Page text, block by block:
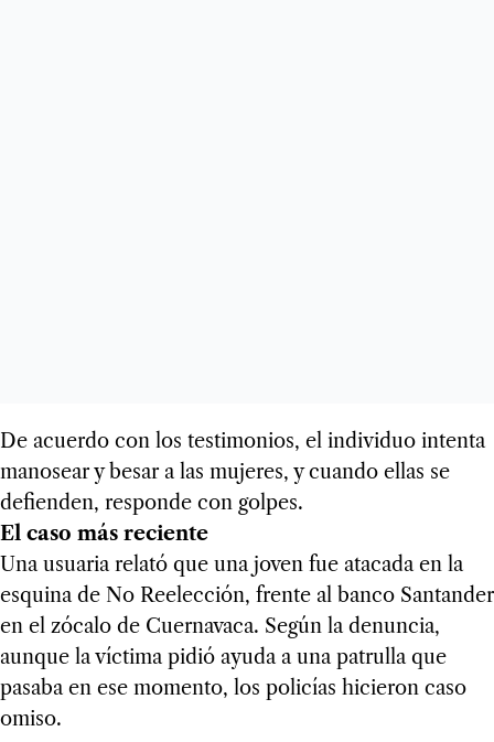
De acuerdo con los testimonios, el individuo intenta
manosear y besar a las mujeres, y cuando ellas se
defienden, responde con golpes.
El caso más reciente
Una usuaria relató que una joven fue atacada en la
esquina de No Reelección, frente al banco Santander
en el zócalo de Cuernavaca. Según la denuncia,
aunque la víctima pidió ayuda a una patrulla que
pasaba en ese momento, los policías hicieron caso
omiso.